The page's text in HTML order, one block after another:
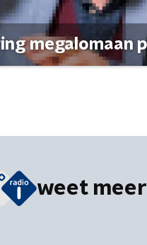
megalomaan
weet meer